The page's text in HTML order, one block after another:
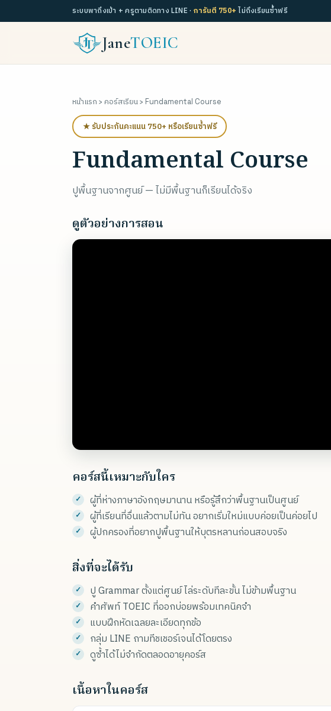
ระบบพาถึงเป้า + ครูตามติดทาง LINE · การันตี 750+ ไม่ถึงเรียนซ้ำฟรี
JaneTOEIC
หน้าแรก › คอร์สเรียน› Fundamental Course
★ รับประกันคะแนน 750+ หรือเรียนซ้ำฟรี
Fundamental Course
ปูพื้นฐานจากศูนย์ — ไม่มีพื้นฐานก็เรียนได้จริง
ดูตัวอย่างการสอน
คอร์สนี้เหมาะกับใคร
ผู้ที่ห่างภาษาอังกฤษมานาน หรือรู้สึกว่าพื้นฐานเป็นศูนย์
ผู้ที่เรียนที่อื่นแล้วตามไม่ทัน อยากเริ่มใหม่แบบค่อยเป็นค่อยไป
ผู้ปกครองที่อยากปูพื้นฐานให้บุตรหลานก่อนสอบจริง
สิ่งที่จะได้รับ
ปู Grammar ตั้งแต่ศูนย์ ไล่ระดับทีละขั้น ไม่ข้ามพื้นฐาน
คำศัพท์ TOEIC ที่ออกบ่อยพร้อมเทคนิคจำ
แบบฝึกหัดเฉลยละเอียดทุกข้อ
กลุ่ม LINE ถามทีชเชอร์เจนได้โดยตรง
ดูซ้ำได้ไม่จำกัดตลอดอายุคอร์ส
เนื้อหาในคอร์ส